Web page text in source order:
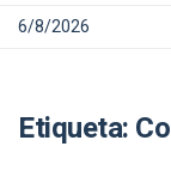
6/8/2026
Etiqueta: